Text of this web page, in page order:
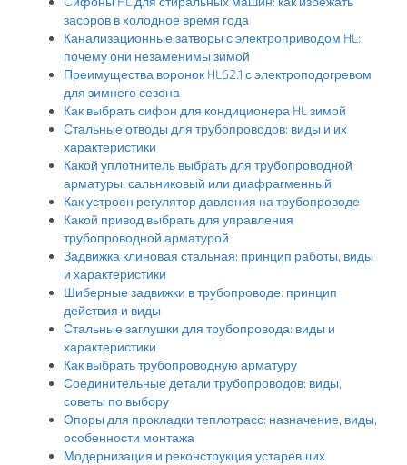
засоров в холодное время года
Канализационные затворы с электроприводом HL:
почему они незаменимы зимой
Преимущества воронок HL62.1 с электроподогревом
для зимнего сезона
Как выбрать сифон для кондиционера HL зимой
Стальные отводы для трубопроводов: виды и их
характеристики
Какой уплотнитель выбрать для трубопроводной
арматуры: сальниковый или диафрагменный
Как устроен регулятор давления на трубопроводе
Какой привод выбрать для управления
трубопроводной арматурой
Задвижка клиновая стальная: принцип работы, виды
и характеристики
Шиберные задвижки в трубопроводе: принцип
действия и виды
Стальные заглушки для трубопровода: виды и
характеристики
Как выбрать трубопроводную арматуру
Соединительные детали трубопроводов: виды,
советы по выбору
Опоры для прокладки теплотрасс: назначение, виды,
особенности монтажа
Модернизация и реконструкция устаревших